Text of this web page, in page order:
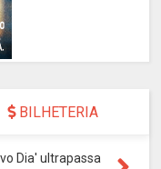
BILHETERIA
Dia' ultrapassa